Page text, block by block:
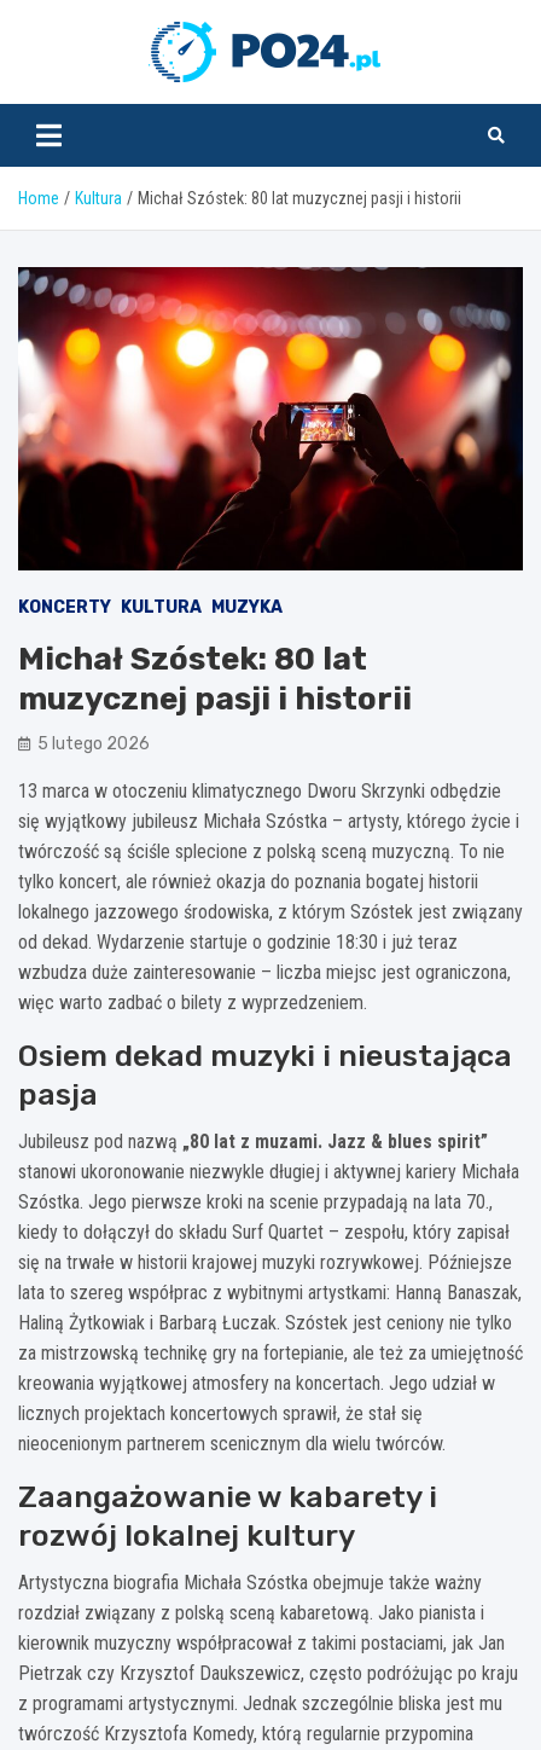
Home Kultura Michał Szóstek: 80 lat muzycznej pasji i historii
KONCERTY KULTURA MUZYKA
Michał Szóstek: 80 lat
muzycznej pasji i historii
5 lutego 2026
13 marca w otoczeniu klimatycznego Dworu Skrzynki odbędzie
się wyjątkowy jubileusz Michała Szóstka – artysty, którego życie i
twórczość są ściśle splecione z polską sceną muzyczną. To nie
tylko koncert, ale również okazja do poznania bogatej historii
lokalnego jazzowego środowiska, z którym Szóstek jest związany
od dekad. Wydarzenie startuje o godzinie 18:30 i już teraz
wzbudza duże zainteresowanie – liczba miejsc jest ograniczona,
więc warto zadbać o bilety z wyprzedzeniem.
Osiem dekad muzyki i nieustająca
pasja
Jubileusz pod nazwą „80 lat z muzami. Jazz & blues spirit”
stanowi ukoronowanie niezwykle długiej i aktywnej kariery Michała
Szóstka. Jego pierwsze kroki na scenie przypadają na lata 70.,
kiedy to dołączył do składu Surf Quartet – zespołu, który zapisał
się na trwałe w historii krajowej muzyki rozrywkowej. Późniejsze
lata to szereg współprac z wybitnymi artystkami: Hanną Banaszak,
Haliną Żytkowiak i Barbarą Łuczak. Szóstek jest ceniony nie tylko
za mistrzowską technikę gry na fortepianie, ale też za umiejętność
kreowania wyjątkowej atmosfery na koncertach. Jego udział w
licznych projektach koncertowych sprawił, że stał się
nieocenionym partnerem scenicznym dla wielu twórców.
Zaangażowanie w kabarety i
rozwój lokalnej kultury
Artystyczna biografia Michała Szóstka obejmuje także ważny
rozdział związany z polską sceną kabaretową. Jako pianista i
kierownik muzyczny współpracował z takimi postaciami, jak Jan
Pietrzak czy Krzysztof Daukszewicz, często podróżując po kraju
z programami artystycznymi. Jednak szczególnie bliska jest mu
twórczość Krzysztofa Komedy, którą regularnie przypomina